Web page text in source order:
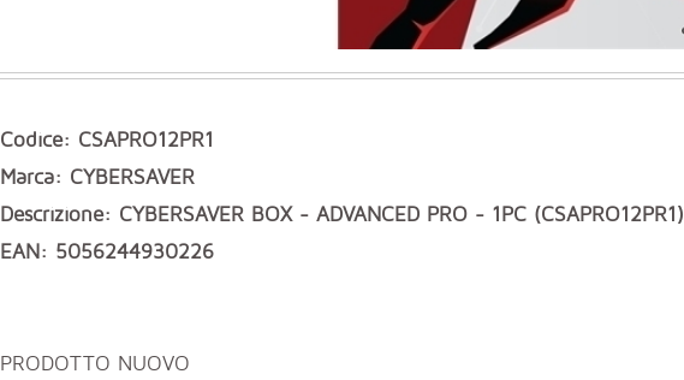
Codice: CSAPRO12PR1
Marca: CYBERSAVER
Descrizione: CYBERSAVER BOX - ADVANCED PRO - 1PC (CSAPRO12PR1)
EAN: 5056244930226
PRODOTTO NUOVO